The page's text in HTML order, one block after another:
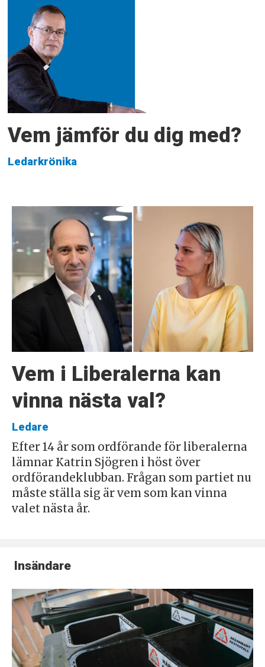
Vem jämför du dig med?
Ledarkrönika
Vem i Liberalerna kan
vinna nästa val?
Ledare
Efter 14 år som ordförande för liberalerna
lämnar Katrin Sjögren i höst över
ordförandeklubban. Frågan som partiet nu
måste ställa sig är vem som kan vinna
valet nästa år.
Insändare